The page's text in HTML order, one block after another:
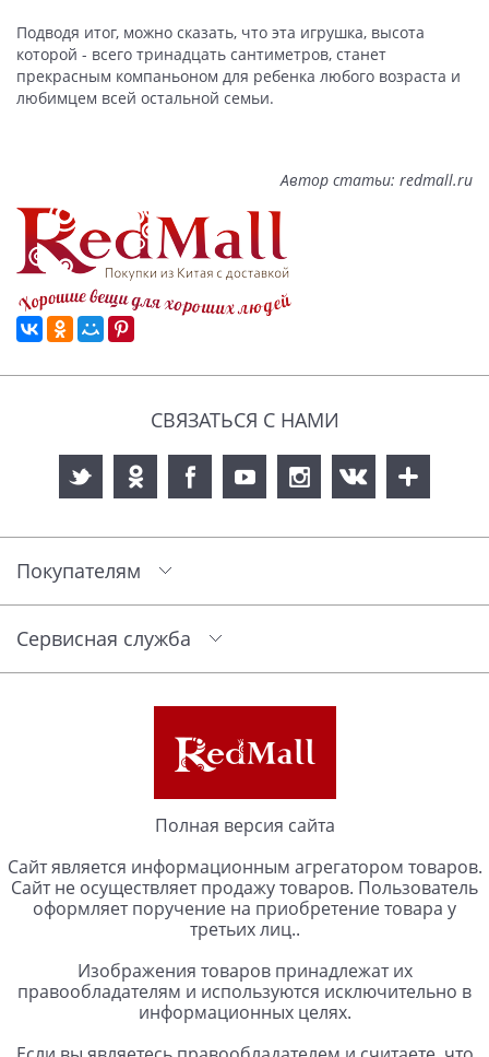
Подводя итог, можно сказать, что эта игрушка, высота
которой - всего тринадцать сантиметров, станет
прекрасным компаньоном для ребенка любого возраста и
любимцем всей остальной семьи.
Автор статьи: redmall.ru
СВЯЗАТЬСЯ С НАМИ
Покупателям
Сервисная служба
Полная версия сайта
Сайт является информационным агрегатором товаров.
Сайт не осуществляет продажу товаров. Пользователь
оформляет поручение на приобретение товара у
третьих лиц..
Изображения товаров принадлежат их
правообладателям и используются исключительно в
информационных целях.